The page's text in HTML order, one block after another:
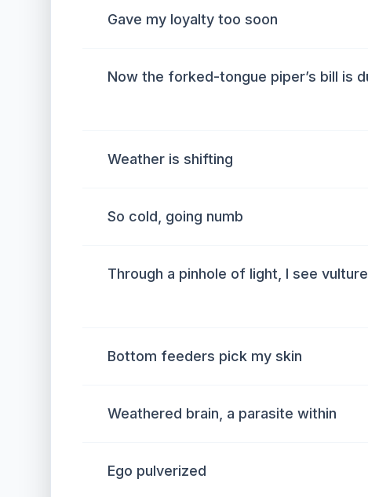
Gave my loyalty too soon
Now the forked-tongue piper’s bill is
Weather is shifting
So cold, going numb
Through a pinhole of light, I see
Bottom feeders pick my skin
Weathered brain, a parasite within
Ego pulverized